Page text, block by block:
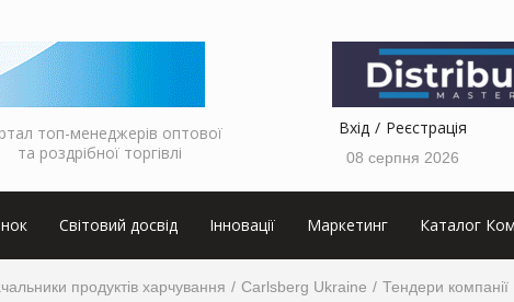
топ-менеджерів оптової
та роздрібної торгівлі
Вхід Реєстрація
08 серпня 2026
Світовий досвід Інновації Маркетинг Каталог
продуктів харчування Carlsberg Ukraine Тендери компанії